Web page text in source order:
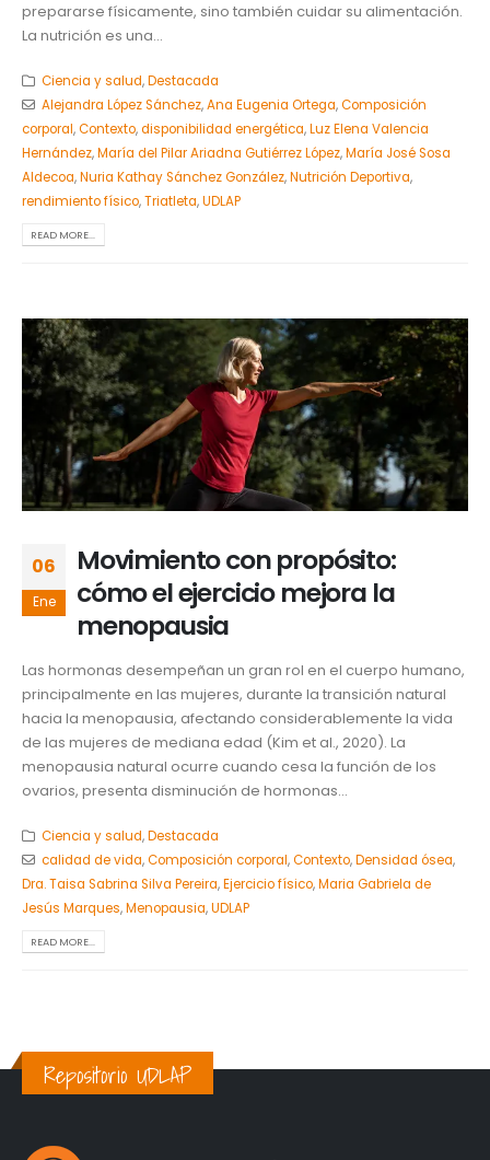
prepararse físicamente, sino también cuidar su alimentación.
La nutrición es una...
Ciencia y salud,Destacada
Alejandra López Sánchez,Ana Eugenia Ortega,Composición
corporal,Contexto,disponibilidad energética,Luz Elena Valencia
Hernández,María del Pilar Ariadna Gutiérrez López,María José Sosa
Aldecoa,Nuria Kathay Sánchez González,Nutrición Deportiva,
rendimiento físico,Triatleta,UDLAP
READ MORE...
06
Ene
Movimiento con propósito:
cómo el ejercicio mejora la
menopausia
Las hormonas desempeñan un gran rol en el cuerpo humano,
principalmente en las mujeres, durante la transición natural
hacia la menopausia, afectando considerablemente la vida
de las mujeres de mediana edad (Kim et al., 2020). La
menopausia natural ocurre cuando cesa la función de los
ovarios, presenta disminución de hormonas...
Ciencia y salud,Destacada
calidad de vida,Composición corporal,Contexto,Densidad ósea,
Dra. Taisa Sabrina Silva Pereira,Ejercicio físico,Maria Gabriela de
Jesús Marques,Menopausia,UDLAP
READ MORE...
Repositorio UDLAP